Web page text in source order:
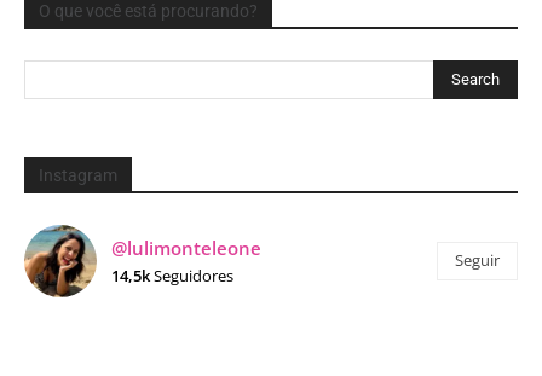
O que você está procurando?
Instagram
@lulimonteleone
14,5kSeguidores
Seguir